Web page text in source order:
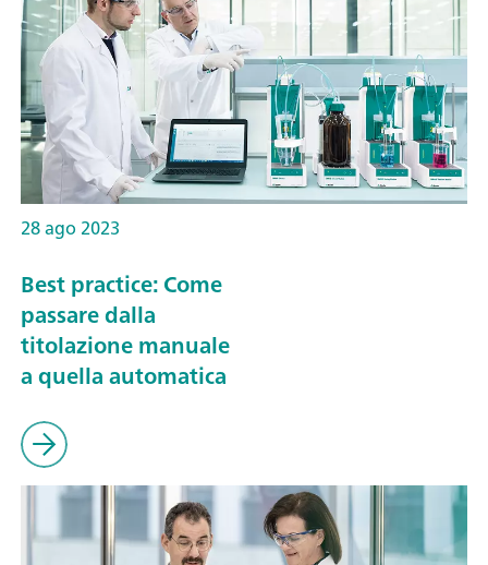
28 ago 2023
Best practice: Come
passare dalla
titolazione manuale
a quella automatica